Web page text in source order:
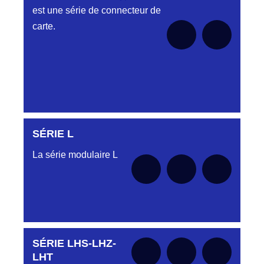
est une série de connecteur de
carte.
SÉRIE KAA
Aucune pièce disponible pour cette série
pour le moment
SÉRIE KGA
SÉRIE L
La série modulaire L
Aucune pièce disponible pour cette série pour
le moment
SÉRIE LHS-LHZ-
LHT